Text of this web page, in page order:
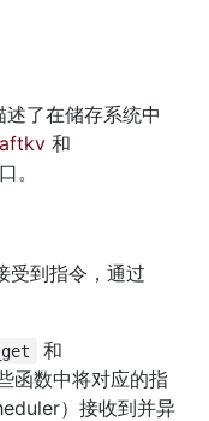
述了在储存系统中
和
。
受到指令，通过
和
函数中将对应的指
）接收到并异